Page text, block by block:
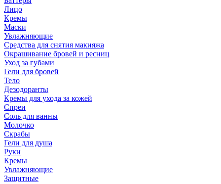
Лицо
Кремы
Маски
Увлажняющие
Средства для снятия макияжа
Окрашивание бровей и ресниц
Уход за губами
Гели для бровей
Тело
Дезодоранты
Кремы для ухода за кожей
Спреи
Соль для ванны
Молочко
Скрабы
Гели для душа
Руки
Кремы
Увлажняющие
Защитные